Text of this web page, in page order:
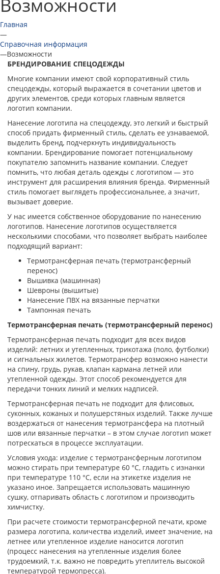
Возможности
Главная
—
Справочная информация
—Возможности
БРЕНДИРОВАНИЕ СПЕЦОДЕЖДЫ
Многие компании имеют свой корпоративный стиль
спецодежды, который выражается в сочетании цветов и
других элементов, среди которых главным является
логотип компании.
Нанесение логотипа на спецодежду, это легкий и быстрый
способ придать фирменный стиль, сделать ее узнаваемой,
выделить бренд, подчеркнуть индивидуальность
компании. Брендирование помогает потенциальному
покупателю запомнить название компании. Следует
помнить, что любая деталь одежды с логотипом — это
инструмент для расширения влияния бренда. Фирменный
стиль помогает выглядеть профессиональнее, а значит,
вызывает доверие.
У нас имеется собственное оборудование по нанесению
логотипов. Нанесение логотипов осуществляется
несколькими способами, что позволяет выбрать наиболее
подходящий вариант:
Термотрансферная печать (термотрансферный
перенос)
Вышивка (машинная)
Шевроны (вышитые)
Нанесение ПВХ на вязанные перчатки
Тампонная печать
Термотрансферная печать (термотрансферный перенос)
Термотрансферная печать подходит для всех видов
изделий: летних и утепленных, трикотажа (поло, футболки)
и сигнальных жилетов. Термотрансфер возможно нанести
на спину, грудь, рукав, клапан кармана летней или
утепленной одежды. Этот способ рекомендуется для
передачи тонких линий и мелких надписей.
Термотрансферная печать не подходит для флисовых,
суконных, кожаных и полушерстяных изделий. Также лучше
воздержаться от нанесения термотрансфера на плотный
шов или вязанные перчатки – в этом случае логотип может
потрескаться в процессе эксплуатации.
Условия ухода: изделие с термотрансферным логотипом
можно стирать при температуре 60 °C, гладить с изнанки
при температуре 110 °C, если на этикетке изделия не
указано иное. Запрещается использовать машинную
сушку, отпаривать область с логотипом и производить
химчистку.
При расчете стоимости термотрансферной печати, кроме
размера логотипа, количества изделий, имеет значение, на
летнее или утепленное изделие наносится логотип
(процесс нанесения на утепленные изделия более
трудоемкий, т.к. важно не повредить утеплитель высокой
температурой термопресса).